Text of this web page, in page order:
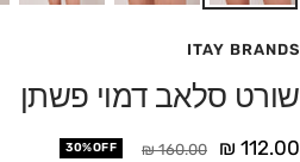
ITAY BRANDS
שורט סלאב דמוי פשתן
מחיר
112.00 ₪ מחיר
160.00 ₪
30%OFF